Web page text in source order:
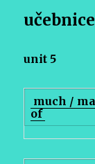
unit 5
much /
of